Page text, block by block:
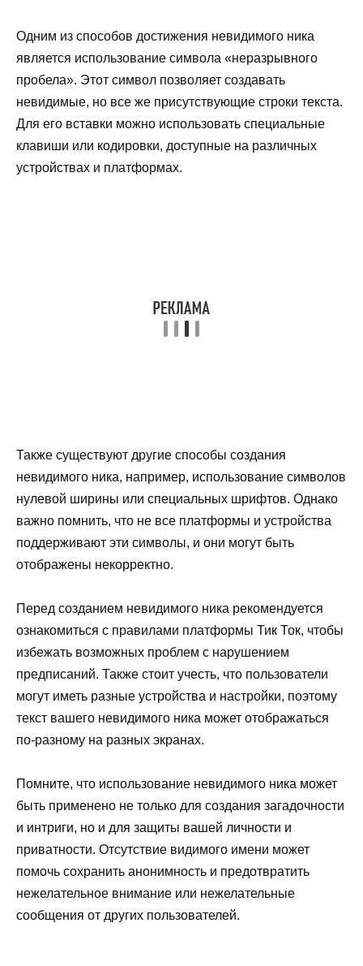
Одним из способов достижения невидимого ника
является использование символа «неразрывного
пробела». Этот символ позволяет создавать
невидимые, но все же присутствующие строки текста.
Для его вставки можно использовать специальные
клавиши или кодировки, доступные на различных
устройствах и платформах.
Также существуют другие способы создания
невидимого ника, например, использование символов
нулевой ширины или специальных шрифтов. Однако
важно помнить, что не все платформы и устройства
поддерживают эти символы, и они могут быть
отображены некорректно.
Перед созданием невидимого ника рекомендуется
ознакомиться с правилами платформы Тик Ток, чтобы
избежать возможных проблем с нарушением
предписаний. Также стоит учесть, что пользователи
могут иметь разные устройства и настройки, поэтому
текст вашего невидимого ника может отображаться
по-разному на разных экранах.
Помните, что использование невидимого ника может
быть применено не только для создания загадочности
и интриги, но и для защиты вашей личности и
приватности. Отсутствие видимого имени может
помочь сохранить анонимность и предотвратить
нежелательное внимание или нежелательные
сообщения от других пользователей.